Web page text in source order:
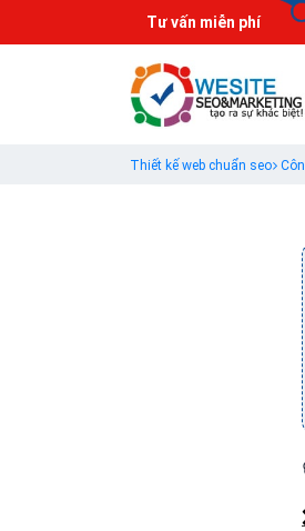
Tư vấn miễn phí
Thiết kế web chuẩn seo